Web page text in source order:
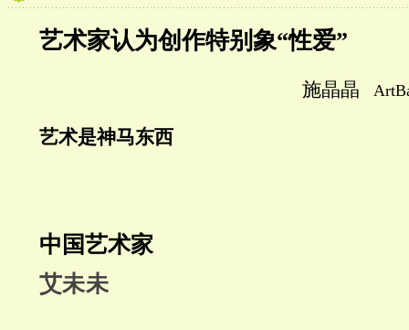
艺术家认为创作特别象“性爱”
施晶晶
艺术是神马东西
中国艺术家
艾未未